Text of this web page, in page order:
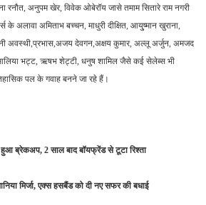
रनौत, अनुपम खेर, विवेक ओबेरॉय जासे तमाम सितारे राम नगरी
के अलावा अमिताभ बच्चन, माधुरी दीक्षित, आयु्ष्मान खुराना,
अवस्थी,प्रभास,अजय देवगन,अक्षय कुमार, अल्लू अर्जुन, अमजद
भट्ट, ऋषभ शेट्टी, धनुष शामिल जैसे कई सेलेब्स भी
पल के गवाह बनने जा रहे हैं।
ब्रेकअप, 2 साल बाद बॉयफ्रेंड से टूटा रिश्ता
मिर्जा, एक्स हसबैंड को दी नए सफर की बधाई